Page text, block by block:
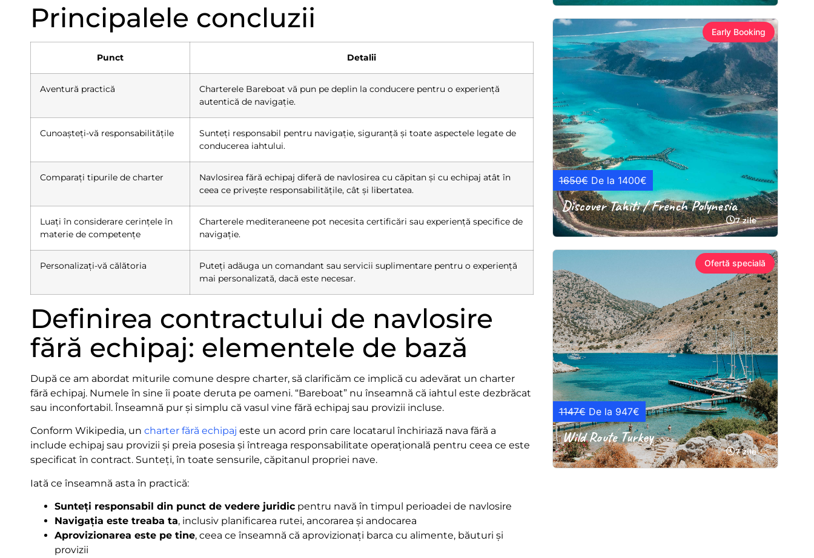
Principalele concluzii
Punct Detalii
Aventură practică
Charterele Bareboat vă pun pe deplin la conducere pentru o experiență
autentică de navigație.
Cunoașteți-vă responsabilitățile
Sunteți responsabil pentru navigație, siguranță și toate aspectele legate de
conducerea iahtului.
Comparați tipurile de charter
Navlosirea fără echipaj diferă de navlosirea cu căpitan și cu echipaj atât în
ceea ce privește responsabilitățile, cât și libertatea.
Luați în considerare cerințele în
materie de competențe
Charterele mediteraneene pot necesita certificări sau experiență specifice de
navigație.
Personalizați-vă călătoria
Puteți adăuga un comandant sau servicii suplimentare pentru o experiență
mai personalizată, dacă este necesar.
Definirea contractului de navlosire
fără echipaj: elementele de bază
După ce am abordat miturile comune despre charter, să clarificăm ce implică cu adevărat un charter
fără echipaj. Numele în sine îi poate deruta pe oameni. “Bareboat” nu înseamnă că iahtul este dezbrăcat
sau inconfortabil. Înseamnă pur și simplu că vasul vine fără echipaj sau provizii incluse.
Conform Wikipedia, un charter fără echipaj este un acord prin care locatarul închiriază nava fără a
include echipaj sau provizii și preia posesia și întreaga responsabilitate operațională pentru ceea ce este
specificat în contract. Sunteți, în toate sensurile, căpitanul propriei nave.
Iată ce înseamnă asta în practică:
Sunteți responsabil din punct de vedere juridic pentru navă în timpul perioadei de navlosire
Navigația este treaba ta, inclusiv planificarea rutei, ancorarea și andocarea
Aprovizionarea este pe tine, ceea ce înseamnă că aprovizionați barca cu alimente, băuturi și
provizii
Early Booking
1650€De la 1400€
Discover Tahiti / French Polynesia
7 zile
Ofertă specială
1147€De la 947€
Wild Route Turkey
7 zile